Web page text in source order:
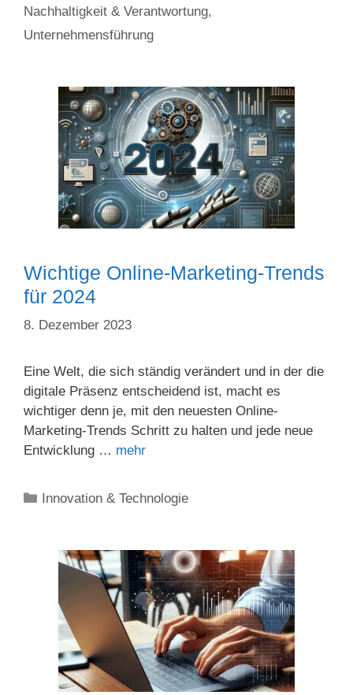
Nachhaltigkeit & Verantwortung,
Unternehmensführung
Wichtige Online-Marketing-Trends
für 2024
8. Dezember 2023
Eine Welt, die sich ständig verändert und in der die
digitale Präsenz entscheidend ist, macht es
wichtiger denn je, mit den neuesten Online-
Marketing-Trends Schritt zu halten und jede neue
Entwicklung … mehr
Kategorien
Innovation & Technologie